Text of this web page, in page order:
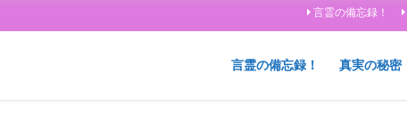
言霊の備忘録！
言霊の備忘録！ 真実の秘密